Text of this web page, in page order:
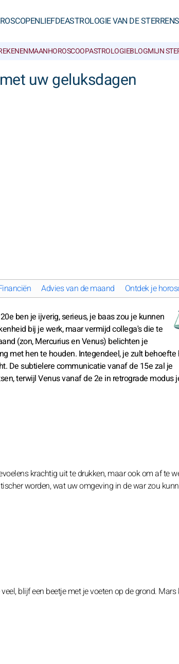
LIEFDEASTROLOGIE VAN DE STERREN
MAANHOROSCOOPASTROLOGIEBLOGMIJN
uw geluksdagen
Advies van de maand Ontdek je
ben je ijverig, serieus, je baas zou je kunnen
bij je werk, maar vermijd collega's die te
(zon, Mercurius en Venus) belichten je
met hen te houden. Integendeel, je zult behoefte
De subtielere communicatie vanaf de 15e zal je
terwijl Venus vanaf de 2e in retrograde modus
krachtig uit te drukken, maar ook om af te
worden, wat uw omgeving in de war zou
blijf een beetje met je voeten op de grond. Mars